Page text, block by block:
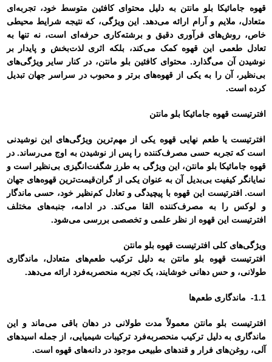
قهوه جامائیکا بلو مانتن به دلیل محتوای کافئین متوسط خود، تجربه‌ای
متعادل، ملایم و آرام ارائه می‌دهد. این ویژگی، که نتیجه شرایط محیطی
خاص، روش‌های فرآوری دقیق و برشته‌کاری حرفه‌ای است، نه تنها به
تعادل طعمی این قهوه کمک می‌کند، بلکه اثری لذت‌بخش و پایدار بر
نوشیدن آن می‌گذارد. محتوای کافئین بلو مانتن، در کنار سایر ویژگی‌های
بی‌نظیر، آن را به یکی از قهوه‌های برتر و محبوب در سراسر جهان تبدیل
کرده است.
افترتیست قهوه جامائیکا بلو مانتن
افترتیست یا طعم نهایی قهوه یکی از مهم‌ترین ویژگی‌های این نوشیدنی
است که تجربه حسی مصرف‌کننده را پس از نوشیدن به اوج می‌رساند. در
قهوه جامائیکا بلو مانتن، این ویژگی به طرز شگفت‌انگیزی بی‌نظیر است و
نمایانگر کیفیت بی‌بدیل آن به عنوان یکی از گران‌قیمت‌ترین قهوه‌های جهان
است. افترتیست این قهوه با پیچیدگی و تعادل کم‌نظیر خود، حسی ماندگار
و لوکس را به مصرف‌کننده القا می‌کند. در ادامه، جنبه‌های مختلف
افترتیست این قهوه از نظر علمی و تخصصی بررسی می‌شود.
ویژگی‌های کلی افترتیست قهوه بلو مانتن
افترتیست قهوه بلو مانتن به دلیل ترکیب طعم‌های متعادل، ماندگاری
طولانی، و حس دهانی خوشایند، یک تجربه منحصر‌به‌فرد ارائه می‌دهد.
1.1- ماندگاری طعم‌ها
افترتیست بلو مانتن معمولاً مدت طولانی در دهان باقی می‌ماند و این
ماندگاری به دلیل ترکیب منحصر‌به‌فرد ترکیبات شیمیایی، از جمله اسیدهای
آلی، روغن‌های فرار و قندهای طبیعی موجود در دانه‌های قهوه است.